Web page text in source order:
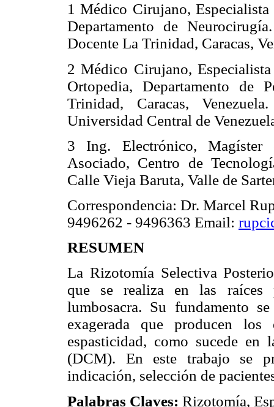
1 Médico Cirujano,
Departamento de
Docente La Trinidad, Caracas,
2 Médico Cirujano,
Ortopedia, Departamento de
Trinidad, Caracas,
Universidad Central de
3 Ing. Electrónico, Magíster
Asociado, Centro de
Calle Vieja Baruta, Valle de
Correspondencia: Dr. Marcel
9496262 - 9496363 Email:
RESUMEN
La Rizotomía Selectiva
que se realiza en las raíces
lumbosacra. Su fundamento
exagerada que producen los
espasticidad, como sucede
(DCM). En este trabajo se
indicación, selección de
Palabras Claves: Rizotomía,